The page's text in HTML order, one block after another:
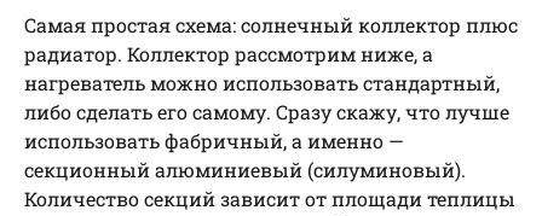
Самая простая схема: солнечный коллектор плюс
радиатор. Коллектор рассмотрим ниже, а
нагреватель можно использовать стандартный,
либо сделать его самому. Сразу скажу, что лучше
использовать фабричный, а именно —
секционный алюминиевый (силуминовый).
Количество секций зависит от площади теплицы